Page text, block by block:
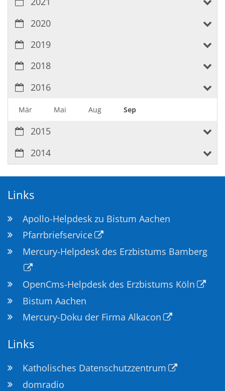
2020
2019
2018
2016
Mär Mai Aug Sep
2015
2014
Links
Apollo-Helpdesk zu Bistum Aachen
Pfarrbriefservice
Mercury-Helpdesk des Erzbistums Bamberg
OpenCms-Helpdesk des Erzbistums Köln
Bistum Aachen
Mercury-Doku der Firma Alkacon
Links
Katholisches Datenschutzzentrum
domradio